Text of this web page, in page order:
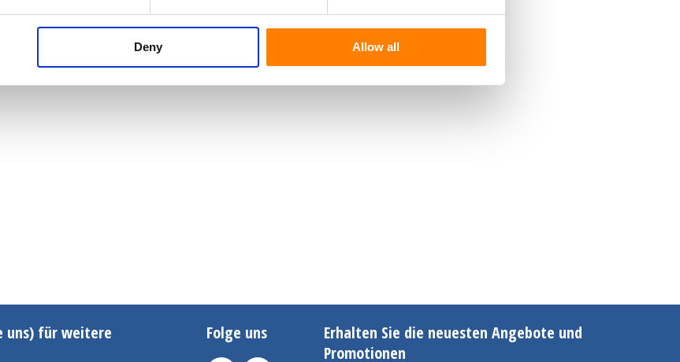
Deny Allow all
uns) für weitere
Folge uns
Erhalten Sie die neuesten Angebote und
Promotionen